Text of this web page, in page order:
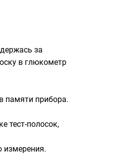
за
в глюкометр
памяти прибора.
тест-полосок,
измерения.